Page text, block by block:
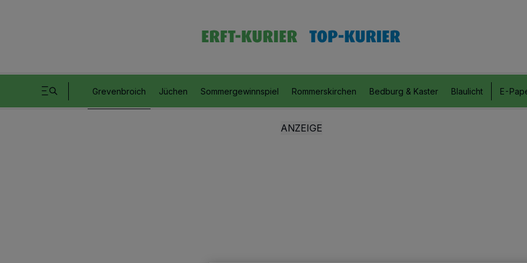
Grevenbroich Jüchen Sommergewinnspiel Rommerskirchen Bedburg & Kaster Blaulicht E-